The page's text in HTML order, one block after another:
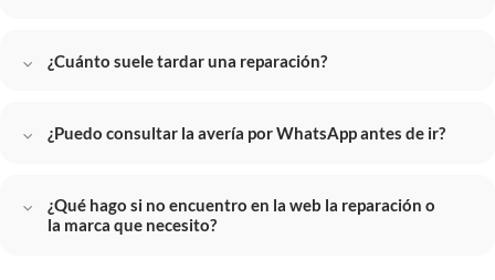
¿Cuánto suele tardar una reparación?
¿Puedo consultar la avería por WhatsApp antes de ir?
¿Qué hago si no encuentro en la web la reparación o
la marca que necesito?